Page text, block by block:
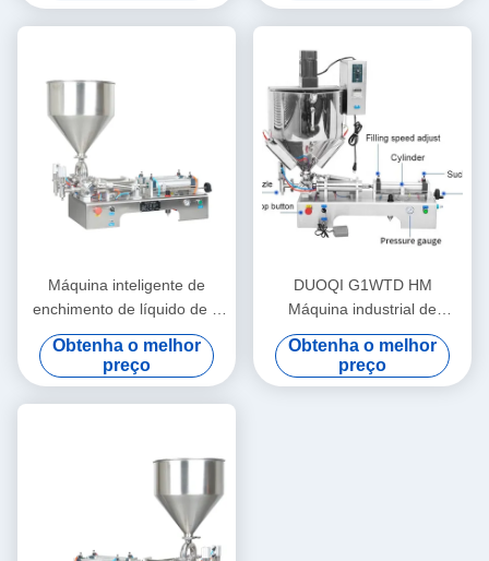
Máquina inteligente de
enchimento de líquido de 2
cabeças de alta precisão
para mel e suco
Obtenha o melhor
preço
DUOQI G1WTD HM
Máquina industrial de
enchimento para pasta
espessa com caldeira
Obtenha o melhor
preço